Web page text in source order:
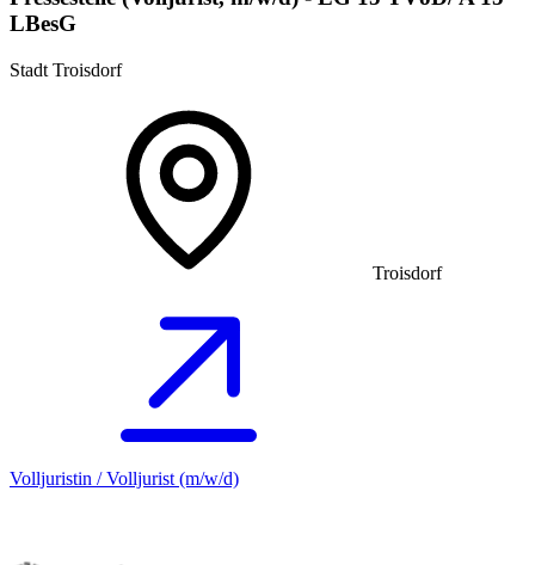
LBesG
Stadt Troisdorf
Troisdorf
Volljuristin / Volljurist (m/w/d)